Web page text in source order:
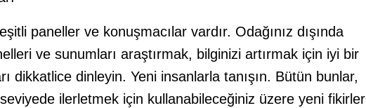
paneller ve konuşmacılar vardır. Odağınız dışında
ve sunumları araştırmak, bilginizi artırmak için iyi bir
dikkatlice dinleyin. Yeni insanlarla tanışın. Bütün bunlar,
seviyede ilerletmek için kullanabileceğiniz üzere yeni fikirler